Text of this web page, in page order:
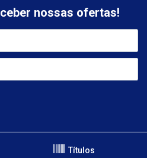
nossas ofertas!
Títulos